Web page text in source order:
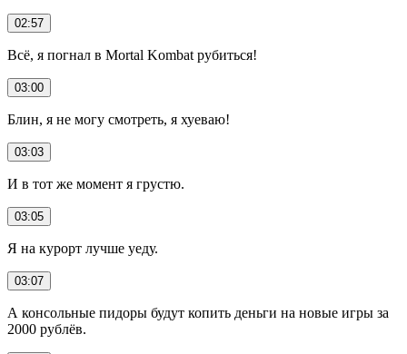
02:57
Всё, я погнал в Mortal Kombat рубиться!
03:00
Блин, я не могу смотреть, я хуеваю!
03:03
И в тот же момент я грустю.
03:05
Я на курорт лучше уеду.
03:07
А консольные пидоры будут копить деньги на новые игры за
2000 рублёв.